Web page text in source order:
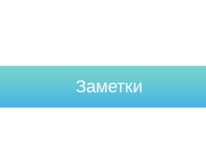
Заметки